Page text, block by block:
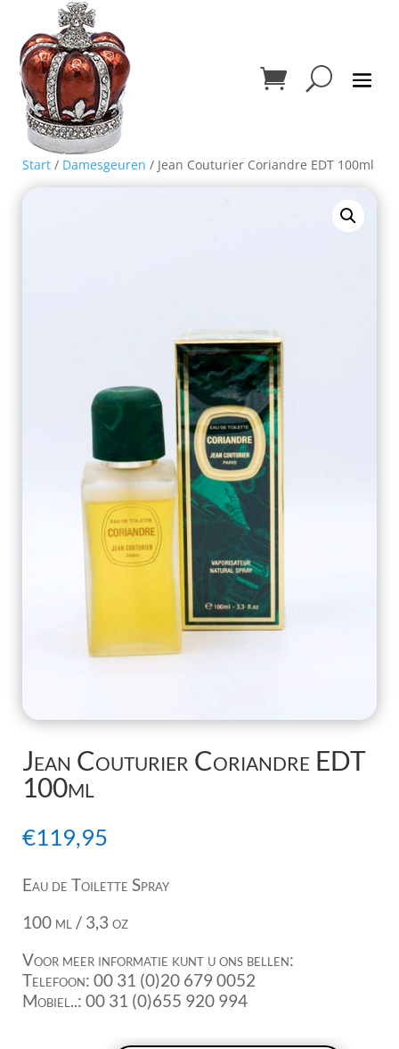
Start / Damesgeuren / Jean Couturier Coriandre EDT 100ml
Jean Couturier Coriandre EDT
100ml
€119,95
Eau de Toilette Spray
100 ml / 3,3 oz
Voor meer informatie kunt u ons bellen:
Telefoon: 00 31 (0)20 679 0052
Mobiel..: 00 31 (0)655 920 994